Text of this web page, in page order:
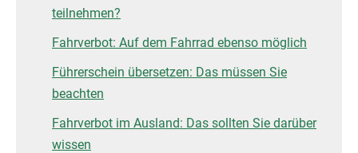
teilnehmen?
Fahrverbot: Auf dem Fahrrad ebenso möglich
Führerschein übersetzen: Das müssen Sie
beachten
Fahrverbot im Ausland: Das sollten Sie darüber
wissen